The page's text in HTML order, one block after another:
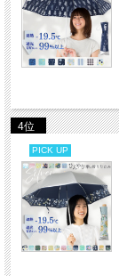
4位
PICK UP